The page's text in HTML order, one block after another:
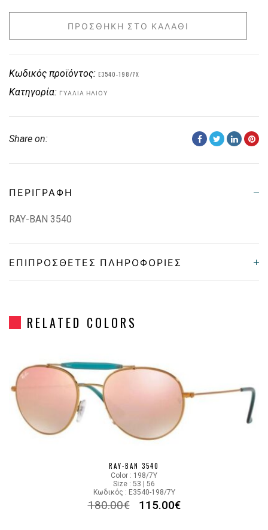
ΠΡΟΣΘΉΚΗ ΣΤΟ ΚΑΛΆΘΙ
Κωδικός προϊόντος: E3540-198/7X
Κατηγορία: ΓΥΑΛΙΆ ΗΛΊΟΥ
Share on:
ΠΕΡΙΓΡΑΦΉ
RAY-BAN 3540
ΕΠΙΠΡΌΣΘΕΤΕΣ ΠΛΗΡΟΦΟΡΊΕΣ
Gender Unisex
Lens Color
MIRROR VIOLET,GRADIENT
BROWN
198/7X
RELATED COLORS
RAY-BAN 3540
Color : 198/7Y
Size : 53 | 56
Κωδικός : E3540-198/7Y
180.00€ 115.00€